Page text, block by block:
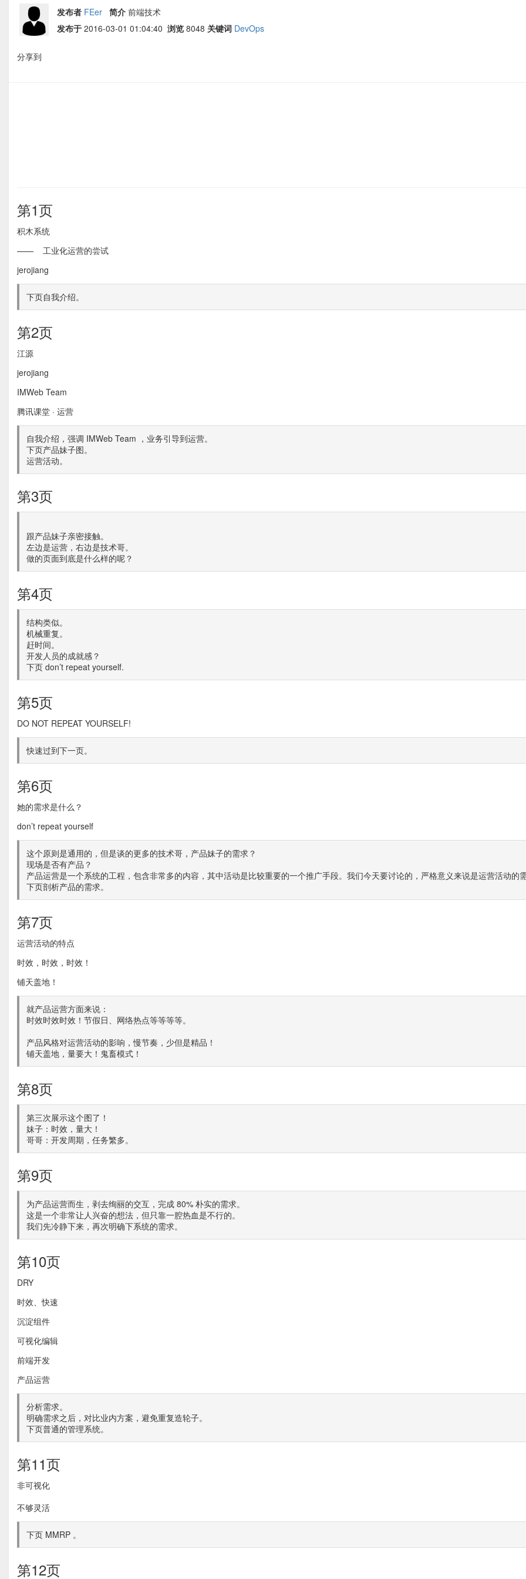
发布者 FEer 简介 前端技术
发布于 2016-03-01 01:04:40 浏览 8048 关键词 DevOps
分享到
第1页
积木系统
—— 工业化运营的尝试
jerojiang
下页自我介绍。
第2页
江源
jerojiang
IMWeb Team
腾讯课堂 · 运营
自我介绍，强调 IMWeb Team ，业务引导到运营。
下页产品妹子图。
运营活动。
第3页
跟产品妹子亲密接触。
左边是运营，右边是技术哥。
做的页面到底是什么样的呢？
第4页
结构类似。
机械重复。
赶时间。
开发人员的成就感？
下页 don’t repeat yourself.
第5页
DO NOT REPEAT YOURSELF!
快速过到下一页。
第6页
她的需求是什么？
don’t repeat yourself
这个原则是通用的，但是谈的更多的技术哥，产品妹子的需求？
现场是否有产品？
产品运营是一个系统的工程，包含非常多的内容，其中活动是比较重要的一个推广手段。我们今天要讨论的，严格意义来说是运营活动的
下页剖析产品的需求。
第7页
运营活动的特点
时效，时效，时效！
铺天盖地！
就产品运营方面来说：
时效时效时效！节假日、网络热点等等等等。
产品风格对运营活动的影响，慢节奏，少但是精品！
铺天盖地，量要大！鬼畜模式！
第8页
第三次展示这个图了！
妹子：时效，量大！
哥哥：开发周期，任务繁多。
第9页
为产品运营而生，剥去绚丽的交互，完成 80% 朴实的需求。
这是一个非常让人兴奋的想法，但只靠一腔热血是不行的。
我们先冷静下来，再次明确下系统的需求。
第10页
DRY
时效、快速
沉淀组件
可视化编辑
前端开发
产品运营
分析需求。
明确需求之后，对比业内方案，避免重复造轮子。
下页普通的管理系统。
第11页
非可视化
不够灵活
下页 MMRP 。
第12页